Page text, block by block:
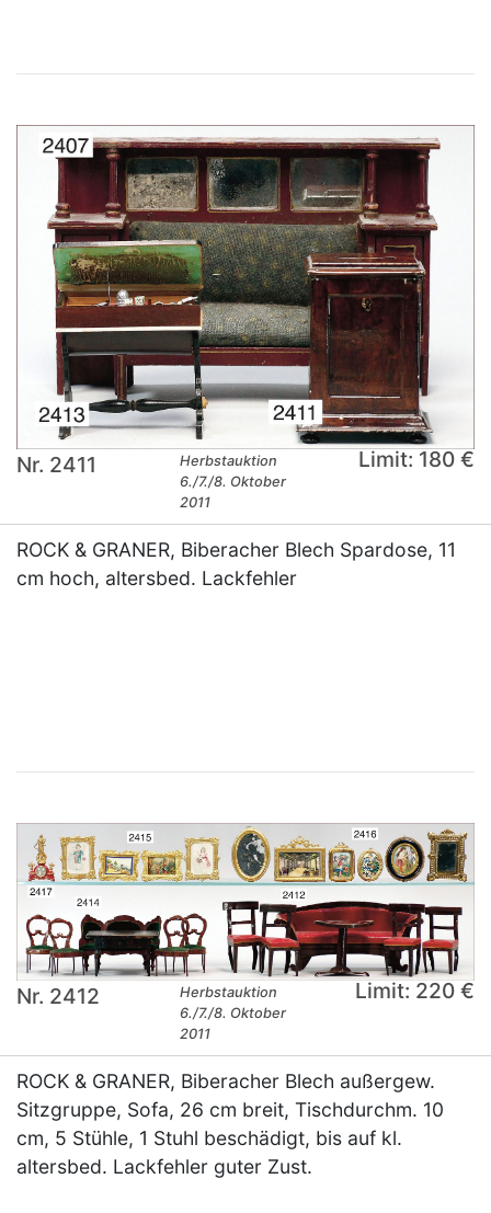
Nr. 2411
Herbstauktion
6./7./8. Oktober
2011
Limit: 180 €
ROCK & GRANER, Biberacher Blech Spardose, 11
cm hoch, altersbed. Lackfehler
Nr. 2412
Herbstauktion
6./7./8. Oktober
2011
Limit: 220 €
ROCK & GRANER, Biberacher Blech außergew.
Sitzgruppe, Sofa, 26 cm breit, Tischdurchm. 10
cm, 5 Stühle, 1 Stuhl beschädigt, bis auf kl.
altersbed. Lackfehler guter Zust.